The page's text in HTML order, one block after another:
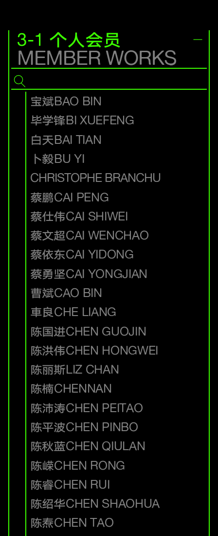
3-1 个人会员
MEMBER WORKS
宝斌BAO BIN
毕学锋BI XUEFENG
白天BAI TIAN
卜毅BU YI
CHRISTOPHE BRANCHU
蔡鹏CAI PENG
蔡仕伟CAI SHIWEI
蔡文超CAI WENCHAO
蔡依东CAI YIDONG
蔡勇坚CAI YONGJIAN
曹斌CAO BIN
車良CHE LIANG
陈国进CHEN GUOJIN
陈洪伟CHEN HONGWEI
陈丽斯LIZ CHAN
陈楠CHENNAN
陈沛涛CHEN PEITAO
陈平波CHEN PINBO
陈秋蓝CHEN QIULAN
陈嵘CHEN RONG
陈睿CHEN RUI
陈绍华CHEN SHAOHUA
陈焘CHEN TAO